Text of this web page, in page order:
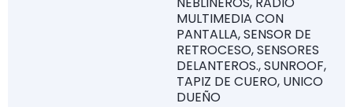
MULTIMEDIA CON
PANTALLA, SENSOR DE
RETROCESO, SENSORES
DELANTEROS., SUNROOF,
TAPIZ DE CUERO, UNICO
DUEÑO